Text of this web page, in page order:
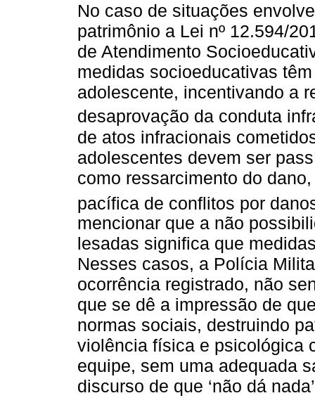
No caso de situações
patrimônio a Lei nº 12.594/
de Atendimento
medidas socioeducativas
adolescente, incentivando a
desaprovação da conduta
de atos infracionais
adolescentes devem ser
como ressarcimento do
pacífica de conflitos por
mencionar que a não
lesadas significa que
Nesses casos, a Polícia
ocorrência registrado, não
que se dê a impressão de
normas sociais, destruindo
violência física e psicológica
equipe, sem uma adequada
discurso de que ‘não dá